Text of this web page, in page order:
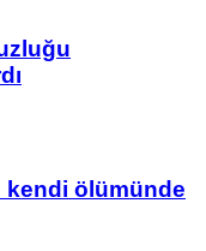
kendi ölümünde